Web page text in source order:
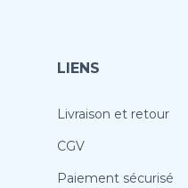
LIENS
Livraison et retour
CGV
Paiement sécurisé